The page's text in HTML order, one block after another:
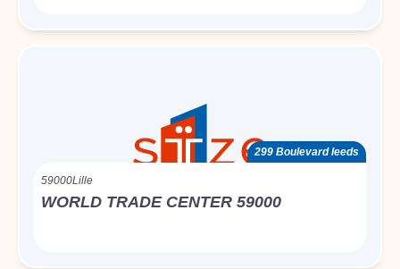
299 Boulevard leeds
59000Lille
WORLD TRADE CENTER 59000